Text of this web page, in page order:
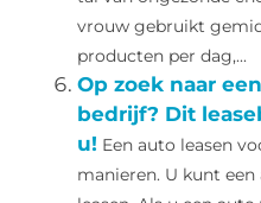
vrouw gebruikt
producten per dag,...
Op zoek naar
bedrijf? Dit
u! Een auto leasen
manieren. U kunt